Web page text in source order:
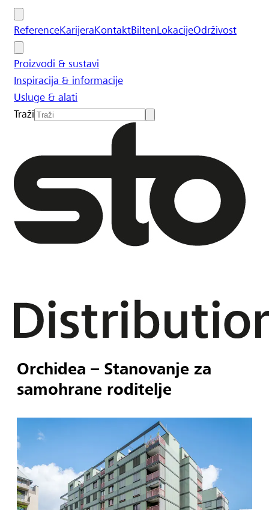
ReferenceKarijeraKontaktBiltenLokacijeOdrživost
Proizvodi & sustavi
Inspiracija & informacije
Usluge & alati
Traži
Orchidea – Stanovanje za
samohrane roditelje